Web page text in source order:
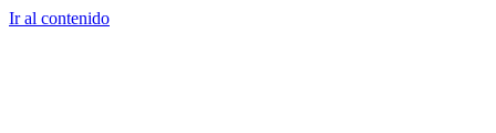
Ir al contenido